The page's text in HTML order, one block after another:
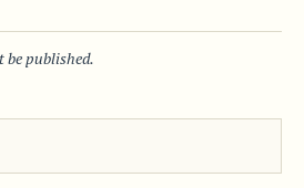
be published.